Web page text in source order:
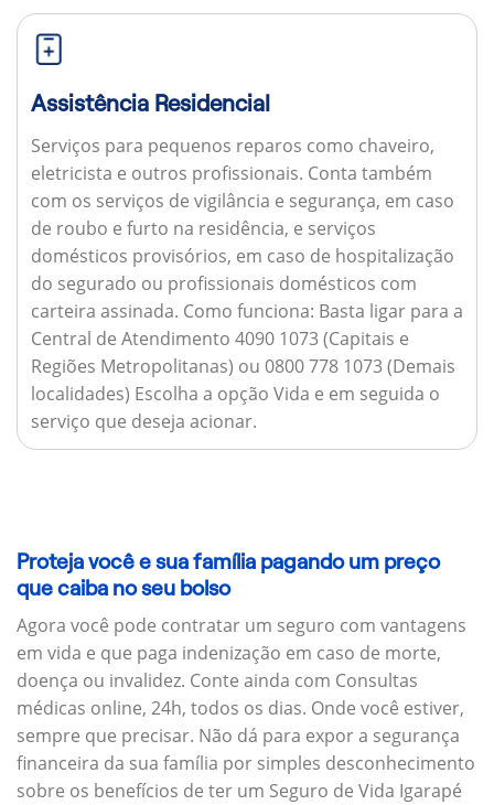
Assistência Residencial
Serviços para pequenos reparos como chaveiro,
eletricista e outros profissionais. Conta também
com os serviços de vigilância e segurança, em caso
de roubo e furto na residência, e serviços
domésticos provisórios, em caso de hospitalização
do segurado ou profissionais domésticos com
carteira assinada. Como funciona: Basta ligar para a
Central de Atendimento 4090 1073 (Capitais e
Regiões Metropolitanas) ou 0800 778 1073 (Demais
localidades) Escolha a opção Vida e em seguida o
serviço que deseja acionar.
Proteja você e sua família pagando um preço
que caiba no seu bolso
Agora você pode contratar um seguro com vantagens
em vida e que paga indenização em caso de morte,
doença ou invalidez. Conte ainda com Consultas
médicas online, 24h, todos os dias. Onde você estiver,
sempre que precisar. Não dá para expor a segurança
financeira da sua família por simples desconhecimento
sobre os benefícios de ter um Seguro de Vida Igarapé